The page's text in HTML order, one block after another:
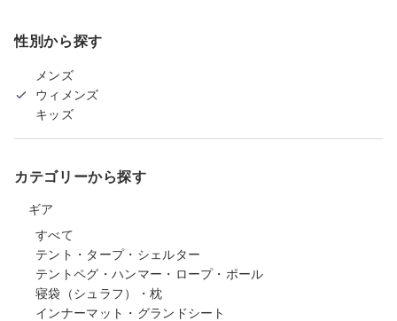
性別から探す
メンズ
ウィメンズ
キッズ
カテゴリーから探す
ギア
すべて
テント・タープ・シェルター
テントペグ・ハンマー・ロープ・ポール
寝袋（シュラフ）・枕
インナーマット・グランドシート